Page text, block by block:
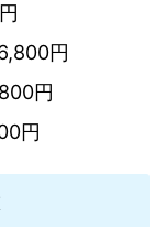
円
円
円